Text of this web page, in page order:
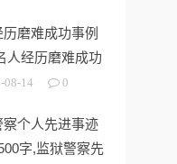
历磨难成功事例
人经历磨难成功
08-14 0
察个人先进事迹
字,监狱警察先